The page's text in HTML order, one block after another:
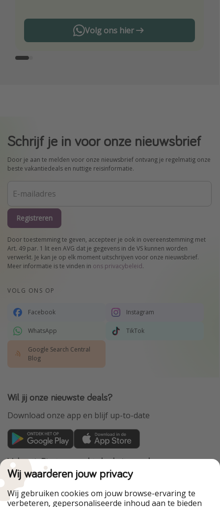
Volg ons hier
Schrijf je in voor onze nieuwsbrief
Door je aan te melden voor onze nieuwsbrief ontvang je regelmatig onze
beste vakantiedeals en nuttige reisinformatie.
Registreren
Door toestemming te geven, accepteer je ook in overeenstemming met
Art. 49 par. 1 lit een AVG dat je gegevens in de VS kunnen worden
verwerkt. Je kan je op elk moment uitschrijven voor onze nieuwsbrief.
Meer informatie is te vinden in ons privacybeleid.
VOLG ONS OP
Facebook Instagram
WhatsApp TikTok
Google Search Central
Blog
Wil jij onze nieuwste deals?
Download onze app en blijf up-to-date
VakantiePiraten maakt deel uit van de
HolidayPirates Group
Onze markten
Wij waarderen jouw privacy
Wij gebruiken cookies om jouw browse-ervaring te
verbeteren, gepersonaliseerde inhoud aan te bieden